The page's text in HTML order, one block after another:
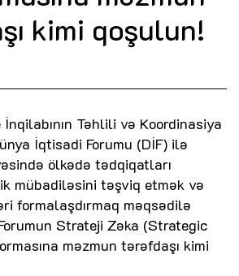
kimi qoşulun!
Təhlili və Koordinasiya
İqtisadi Forumu (DİF) ilə
ölkədə tədqiqatları
mübadiləsini təşviq etmək və
formalaşdırmaq məqsədilə
Strateji Zəka (Strategic
məzmun tərəfdaşı kimi